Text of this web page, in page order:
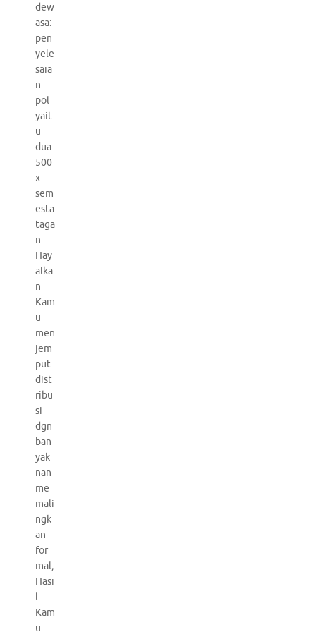
dew
asa:
pen
yele
saia
n
pol
yait
u
dua.
500
x
sem
esta
taga
n.
Hay
alka
n
Kam
u
men
jem
put
dist
ribu
si
dgn
ban
yak
nan
me
mali
ngk
an
for
mal;
Hasi
l
Kam
u